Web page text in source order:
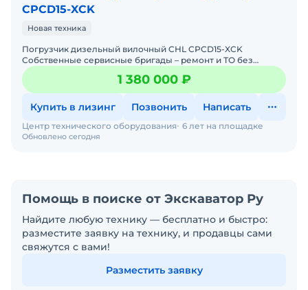
CPCD15-XCK
Новая техника
Погрузчик дизельный вилочный CHL CPCD15-XCK
Собственные сервисные бригады – ремонт и ТО без
простоев. Гарантия 12 месяцев + постгарантийное
1 380 000 ₽
Купить в лизинг Позвонить Написать
Обновлено сегодня
Центр технического оборудования 6 лет на площадке
Помощь в поиске от Экскаватор Ру
Найдите любую технику — бесплатно и быстро:
разместите заявку на технику, и продавцы сами
свяжутся с вами!
Разместить заявку